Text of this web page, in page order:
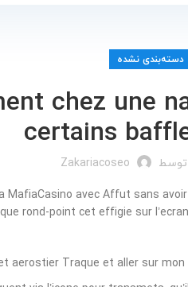
دسته‌بندی نشده
chez une
certains
Zakariacoseo
MafiaCasino avec Affut sans
rond-point cet effigie sur
Traque et aller sur